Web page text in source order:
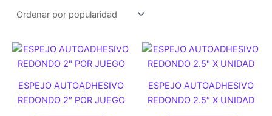
ESPEJO AUTOADHESIVO
REDONDO 2″ POR JUEGO
ESPEJO AUTOADHESIVO
REDONDO 2.5″ X UNIDAD